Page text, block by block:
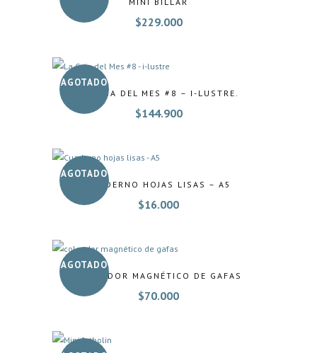
$229.000
AGOTADO
LA CAJA DEL MES #8 – I-LUSTRE.
$144.900
AGOTADO
CUADERNO HOJAS LISAS – A5
$16.000
AGOTADO
COLGADOR MAGNÉTICO DE GAFAS
$70.000